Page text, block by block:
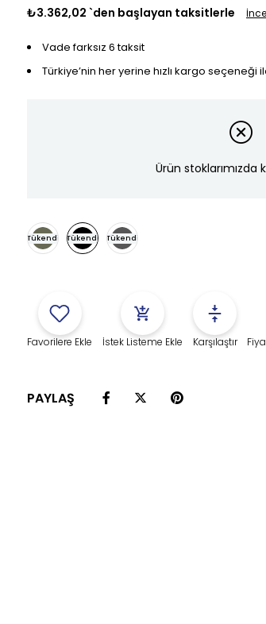
₺3.362,02 `den başlayan taksitlerle
Vade farksız 6 taksit
Türkiye’nin her yerine hızlı kargo seçeneği
Ürün stoklarımızda
Tükendi Tükendi Tükendi
Favorilere Ekle İstek Listeme Ekle Karşılaştır
PAYLAŞ